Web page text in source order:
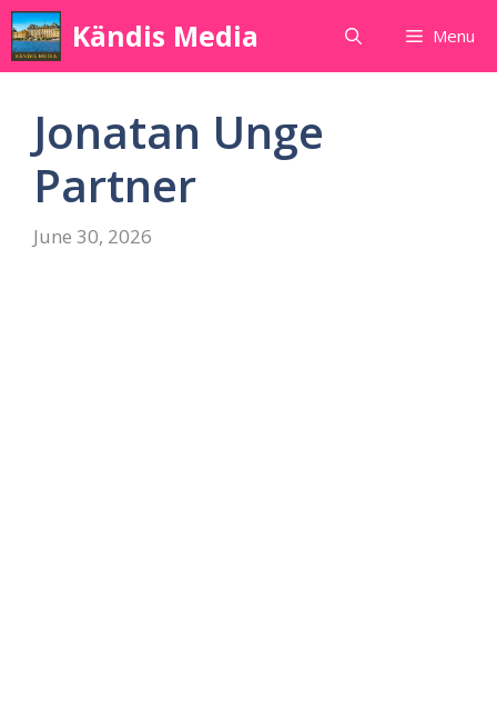
Skip
to
content
Kändis Media Menu
Jonatan Unge
Partner
June 30, 2026